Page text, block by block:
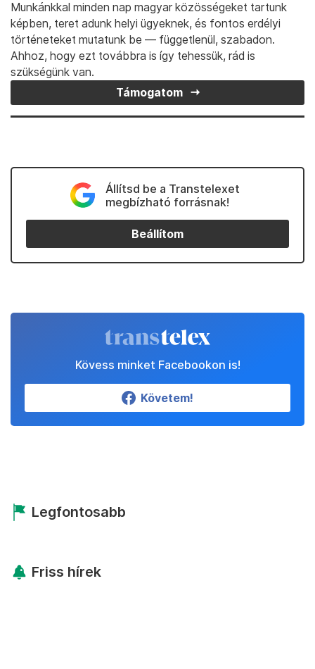
Munkánkkal minden nap magyar közösségeket tartunk
képben, teret adunk helyi ügyeknek, és fontos erdélyi
történeteket mutatunk be — függetlenül, szabadon.
Ahhoz, hogy ezt továbbra is így tehessük, rád is
szükségünk van.
Támogatom
Állítsd be a Transtelexet
megbízható forrásnak!
Beállítom
Kövess minket Facebookon is!
Követem!
Legfontosabb
Friss hírek